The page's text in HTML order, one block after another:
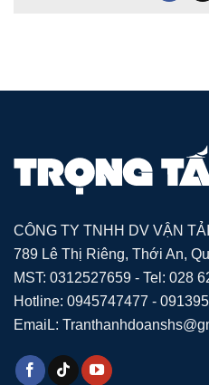
CÔNG TY TNHH DV VẬN
789 Lê Thị Riêng, Thới An,
MST: 0312527659 - Tel: 028
Hotline: 0945747477 -
EmaiL: